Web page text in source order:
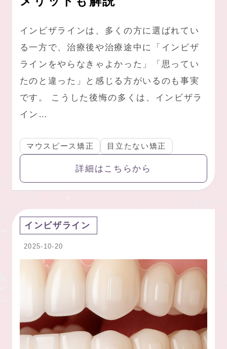
インビザラインは、多くの方に選ばれてい
る一方で、治療後や治療途中に「インビザ
ラインをやらなきゃよかった」「思ってい
たのと違った」と感じる方がいるのも事実
です。 こうした後悔の多くは、インビザラ
イン…
マウスピース矯正 目立たない矯正
詳細はこちらから
インビザライン
2025-10-20